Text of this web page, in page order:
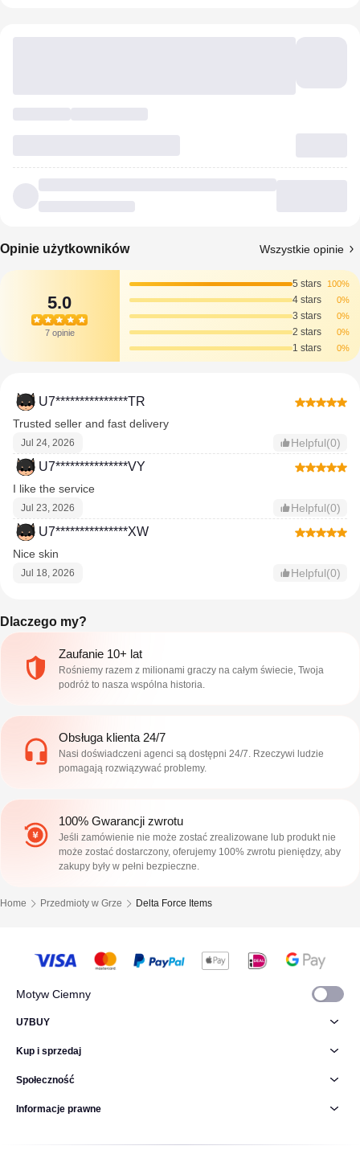
Opinie użytkowników Wszystkie opinie
5.0
7 opinie
5 stars 100%
4 stars 0%
3 stars 0%
2 stars 0%
1 stars 0%
U7***************TR
Trusted seller and fast delivery
Jul 24, 2026 Helpful(0)
U7***************VY
I like the service
Jul 23, 2026 Helpful(0)
U7***************XW
Nice skin
Jul 18, 2026 Helpful(0)
Dlaczego my?
Zaufanie 10+ lat
Rośniemy razem z milionami graczy na całym świecie, Twoja
podróż to nasza wspólna historia.
Obsługa klienta 24/7
Nasi doświadczeni agenci są dostępni 24/7. Rzeczywi ludzie
pomagają rozwiązywać problemy.
100% Gwarancji zwrotu
Jeśli zamówienie nie może zostać zrealizowane lub produkt nie
może zostać dostarczony, oferujemy 100% zwrotu pieniędzy, aby
zakupy były w pełni bezpieczne.
Home Przedmioty w Grze Delta Force Items
Motyw Ciemny
U7BUY
Kup i sprzedaj
Społeczność
Informacje prawne